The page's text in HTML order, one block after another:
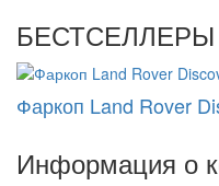
БЕСТСЕЛЛЕРЫ
Фаркоп Land Rover
Информация о